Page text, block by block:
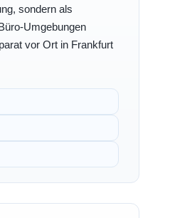
sondern als
Umgebungen
vor Ort in Frankfurt